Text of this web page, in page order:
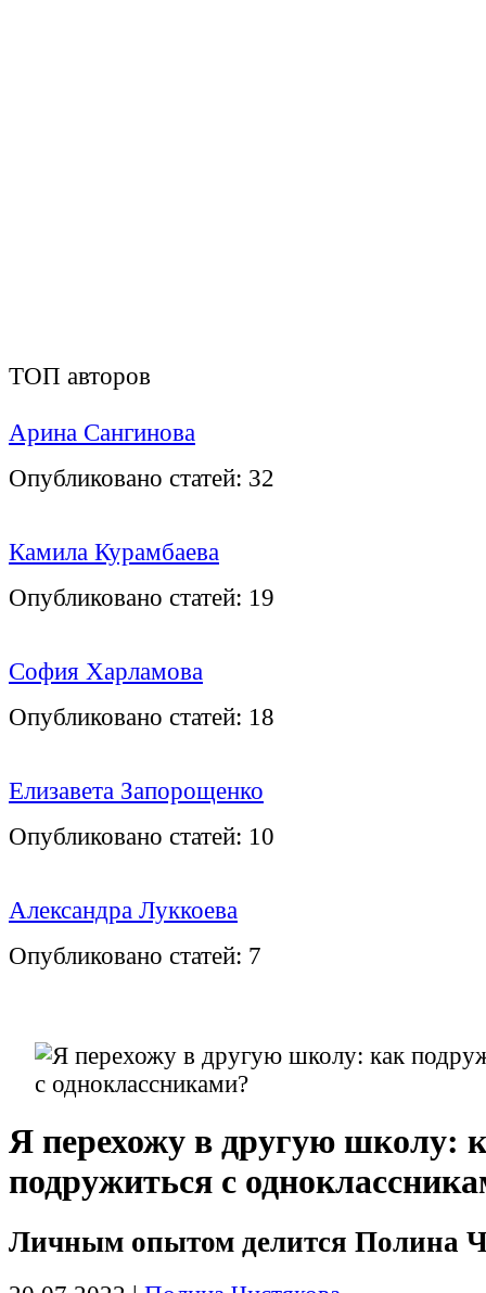
ТОП авторов
Арина Сангинова
Опубликовано статей: 32
Камила Курамбаева
Опубликовано статей: 19
София Харламова
Опубликовано статей: 18
Елизавета Запорощенко
Опубликовано статей: 10
Александра Луккоева
Опубликовано статей: 7
Я перехожу в другую школу:
подружиться с
Личным опытом делится Полина